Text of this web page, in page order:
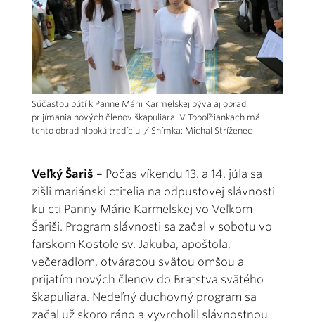
Súčasťou pútí k Panne Márii Karmelskej býva aj obrad
prijímania nových členov škapuliara. V Topoľčiankach má
tento obrad hlbokú tradíciu. / Snímka: Michal Stríženec
Veľký Šariš – Počas víkendu 13. a 14. júla sa
zišli mariánski ctitelia na odpustovej slávnosti
ku cti Panny Márie Karmelskej vo Veľkom
Šariši. Program slávnosti sa začal v sobotu vo
farskom Kostole sv. Jakuba, apoštola,
večeradlom, otváracou svätou omšou a
prijatím nových členov do Bratstva svätého
škapuliara. Nedeľný duchovný program sa
začal už skoro ráno a vyvrcholil slávnostnou